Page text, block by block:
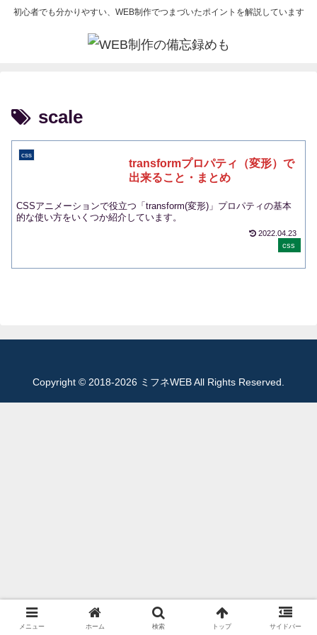
初心者でも分かりやすい、WEB制作でつまづいたポイントを解説しています
scale
css
transformプロパティ（変形）で
出来ること・まとめ
CSSアニメーションで役立つ「transform(変形)」プロパティの基本
的な使い方をいくつか紹介しています。
2022.04.23
css
Copyright © 2018-2026 ミフネWEB All Rights Reserved.
メニュー ホーム 検索 トップ サイドバー